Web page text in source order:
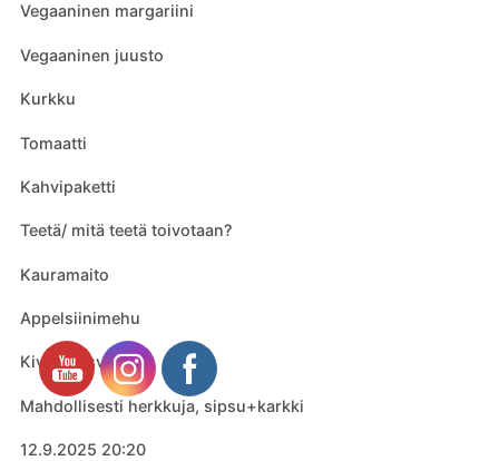
Vegaaninen margariini
Vegaaninen juusto
Kurkku
Tomaatti
Kahvipaketti
Teetä/ mitä teetä toivotaan?
Kauramaito
Appelsiinimehu
Kivennäisvesi
Mahdollisesti herkkuja, sipsu+karkki
12.9.2025 20:20